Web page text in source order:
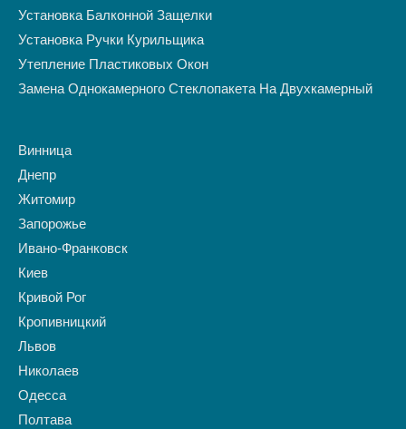
Установка Балконной Защелки
Установка Ручки Курильщика
Утепление Пластиковых Окон
Замена Однокамерного Стеклопакета На Двухкамерный
Винница
Днепр
Житомир
Запорожье
Ивано-Франковск
Киев
Кривой Рог
Кропивницкий
Львов
Николаев
Одесса
Полтава